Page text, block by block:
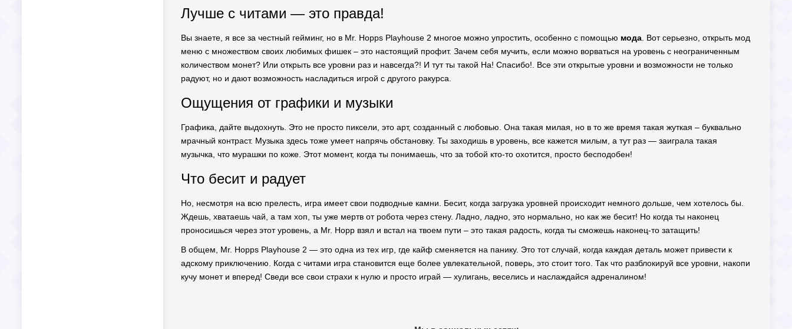
Лучше с читами — это правда!
Вы знаете, я все за честный гейминг, но в Mr. Hopps Playhouse 2 многое можно упростить, особенно с помощью мода . Вот серьезно, открыть мод
меню с множеством своих любимых фишек – это настоящий профит. Зачем себя мучить, если можно ворваться на уровень с неограниченным
количеством монет? Или открыть все уровни раз и навсегда?! И тут ты такой На! Спасибо!. Все эти открытые уровни и возможности не только
радуют, но и дают возможность насладиться игрой с другого ракурса.
Ощущения от графики и музыки
Графика, дайте выдохнуть. Это не просто пиксели, это арт, созданный с любовью. Она такая милая, но в то же время такая жуткая – буквально
мрачный контраст. Музыка здесь тоже умеет напрячь обстановку. Ты заходишь в уровень, все кажется милым, а тут раз — заиграла такая
музычка, что мурашки по коже. Этот момент, когда ты понимаешь, что за тобой кто-то охотится, просто бесподобен!
Что бесит и радует
Но, несмотря на всю прелесть, игра имеет свои подводные камни. Бесит, когда загрузка уровней происходит немного дольше, чем хотелось бы.
Ждешь, хватаешь чай, а там хоп, ты уже мертв от робота через стену. Ладно, ладно, это нормально, но как же бесит! Но когда ты наконец
проносишься через этот уровень, а Mr. Hopp взял и встал на твоем пути – это такая радость, когда ты сможешь наконец-то затащить!
В общем, Mr. Hopps Playhouse 2 — это одна из тех игр, где кайф сменяется на панику. Это тот случай, когда каждая деталь может привести к
адскому приключению. Когда с читами игра становится еще более увлекательной, поверь, это стоит того. Так что разблокируй все уровни, накопи
кучу монет и вперед! Сведи все свои страхи к нулю и просто играй — хулигань, веселись и наслаждайся адреналином!